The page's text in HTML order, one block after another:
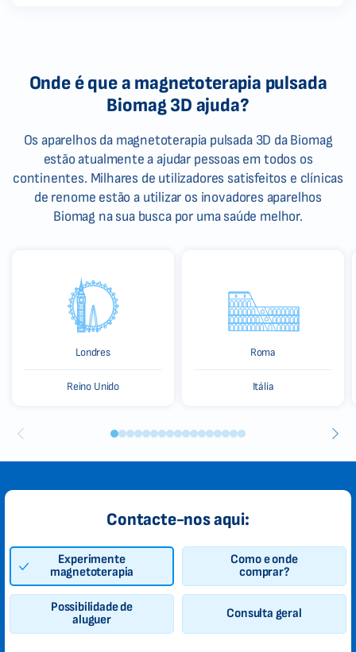
Onde é que a magnetoterapia pulsada
Biomag 3D ajuda?
Os aparelhos da magnetoterapia pulsada 3D da Biomag
estão atualmente a ajudar pessoas em todos os
continentes. Milhares de utilizadores satisfeitos e clínicas
de renome estão a utilizar os inovadores aparelhos
Biomag na sua busca por uma saúde melhor.
Londres
Reino Unido
Roma
Itália
Contacte-nos aqui:
Experimente
magnetoterapia
Como e onde
comprar?
Possibilidade de
aluguer
Consulta geral